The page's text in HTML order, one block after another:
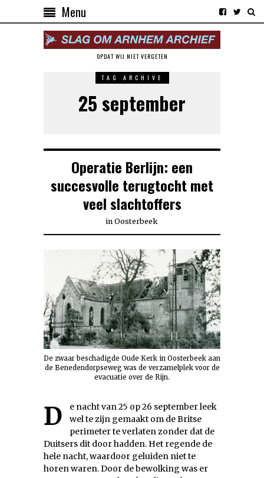
Menu
OPDAT WIJ NIET VERGETEN
TAG ARCHIVE
25 september
Operatie Berlijn: een
succesvolle terugtocht met
veel slachtoffers
in Oosterbeek
De zwaar beschadigde Oude Kerk in Oosterbeek aan
de Benedendorpseweg was de verzamelplek voor de
evacuatie over de Rijn.
De nacht van 25 op 26 september leek
wel te zijn gemaakt om de Britse
perimeter te verlaten zonder dat de
Duitsers dit door hadden. Het regende de
hele nacht, waardoor geluiden niet te
horen waren. Door de bewolking was er